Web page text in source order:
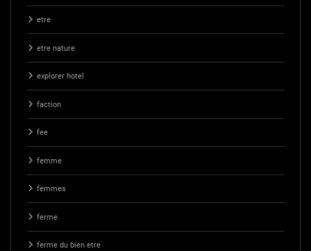
etre
etre nature
explorer hotel
faction
fee
femme
femmes
ferme
ferme du bien etre